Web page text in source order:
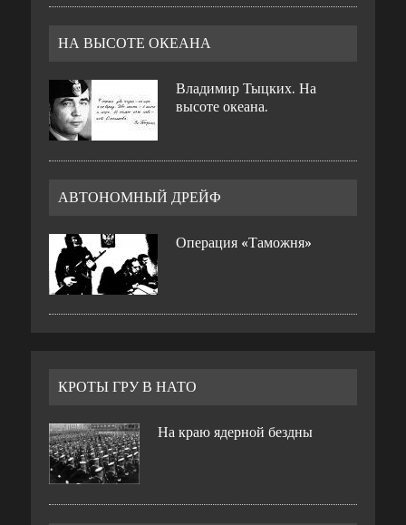
НА ВЫСОТЕ ОКЕАНА
Владимир Тыцких. На
высоте океана.
АВТОНОМНЫЙ ДРЕЙФ
Операция «Таможня»
КРОТЫ ГРУ В НАТО
На краю ядерной бездны